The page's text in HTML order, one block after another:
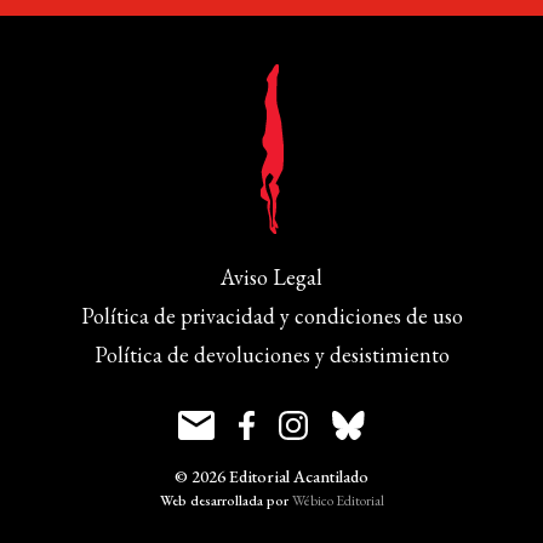
Aviso Legal
Política de privacidad y condiciones de uso
Política de devoluciones y desistimiento
© 2026 Editorial Acantilado
Web desarrollada porWébico Editorial